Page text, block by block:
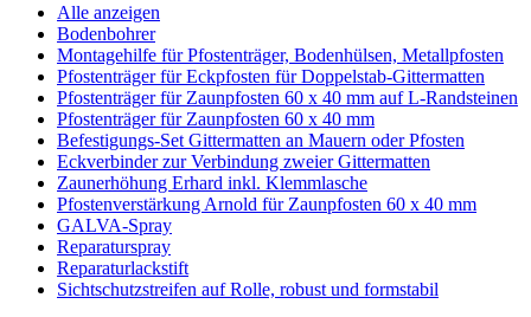
Alle anzeigen
Bodenbohrer
Montagehilfe für Pfostenträger, Bodenhülsen, Metallpfosten
Pfostenträger für Eckpfosten für Doppelstab-Gittermatten
Pfostenträger für Zaunpfosten 60 x 40 mm auf L-Randsteinen
Pfostenträger für Zaunpfosten 60 x 40 mm
Befestigungs-Set Gittermatten an Mauern oder Pfosten
Eckverbinder zur Verbindung zweier Gittermatten
Zaunerhöhung Erhard inkl. Klemmlasche
Pfostenverstärkung Arnold für Zaunpfosten 60 x 40 mm
GALVA-Spray
Reparaturspray
Reparaturlackstift
Sichtschutzstreifen auf Rolle, robust und formstabil